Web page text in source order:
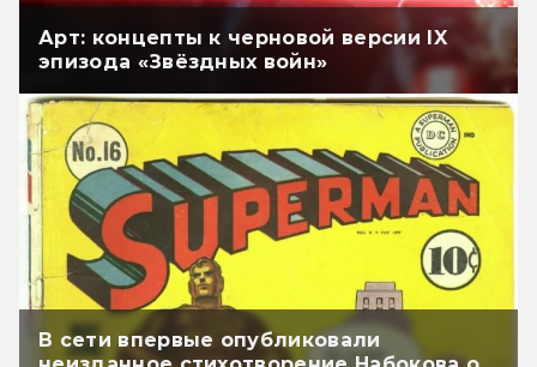
Арт: концепты к черновой версии IX
эпизода «Звёздных войн»
В сети впервые опубликовали